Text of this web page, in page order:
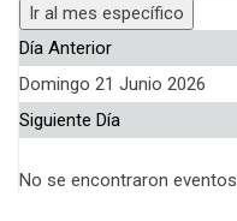
Ir al mes específico
Día Anterior
Domingo 21 Junio 2026
Siguiente Día
No se encontraron eventos